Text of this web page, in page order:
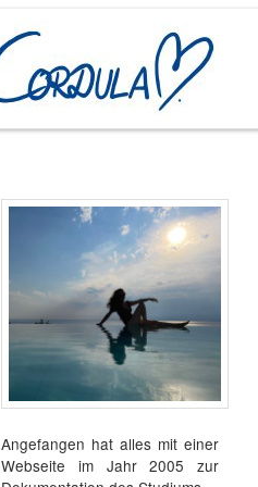
Angefangen hat alles mit einer
Webseite im Jahr 2005 zur